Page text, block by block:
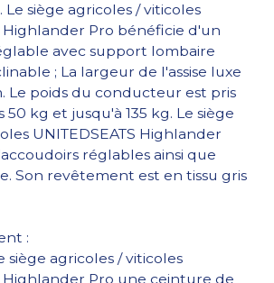
Le siège agricoles / viticoles
Highlander Pro bénéficie d'un
avec support lombaire
; La largeur de l'assise luxe
Le poids du conducteur est pris
kg et jusqu'à 135 kg. Le siège
UNITEDSEATS Highlander
réglables ainsi que
Son revêtement est en tissu gris
:
siège agricoles / viticoles
Highlander Pro une ceinture de